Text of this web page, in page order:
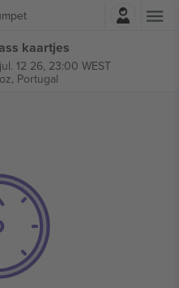
Log in
kaartjes
12 26, 23:00 WEST
Portugal